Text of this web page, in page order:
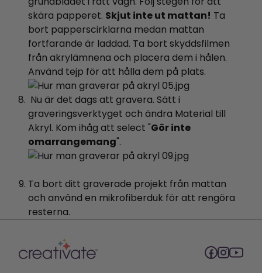
skära papperet. Skjut inte ut mattan! Ta
bort papperscirklarna medan mattan
fortfarande är laddad. Ta bort skyddsfilmen
från akrylämnena och placera dem i hålen.
Använd tejp för att hålla dem på plats.
Nu är det dags att gravera. Sätt i
graveringsverktyget och ändra Material till
Akryl. Kom ihåg att select "Gör inte
omarrangemang".
Ta bort ditt graverade projekt från mattan
och använd en mikrofiberduk för att rengöra
resterna.